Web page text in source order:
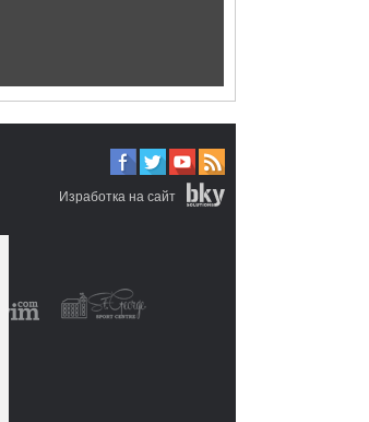
Изработка на сайт